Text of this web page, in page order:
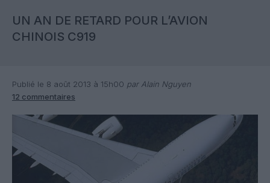
UN AN DE RETARD POUR L’AVION
CHINOIS C919
Publié le 8 août 2013 à 15h00 par Alain Nguyen
12 commentaires